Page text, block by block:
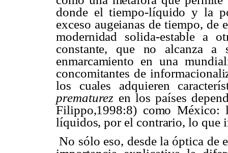
donde el tiempo-líquido y la
exceso augeianas de tiempo, de
modernidad solida-estable a
constante, que no alcanza a
enmarcamiento en una
concomitantes de
los cuales adquieren
prematurez en los países
Filippo,1998:8) como México:
líquidos, por el contrario, lo que
No sólo eso, desde la óptica de